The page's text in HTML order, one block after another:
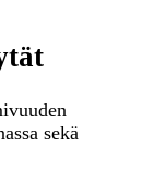
sekä